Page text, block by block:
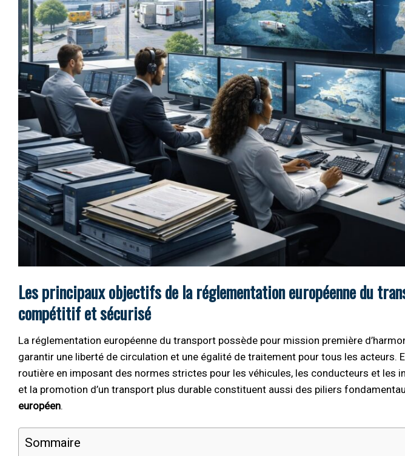
Les principaux objectifs de la réglementation européenne du
compétitif et sécurisé
La réglementation européenne du transport possède pour mission première
garantir une liberté de circulation et une égalité de traitement pour tous les acteurs.
routière en imposant des normes strictes pour les véhicules, les conducteurs et les
et la promotion d’un transport plus durable constituent aussi des piliers
européen.
Sommaire